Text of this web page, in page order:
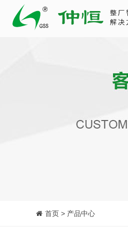
首页 > 产品中心